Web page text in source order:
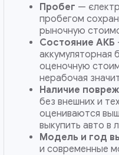
Пробег —
пробегом
рыночную
Состояние АКБ
аккумуляторная
оценочную
нерабочая
Наличие
без внешних и
оцениваются
выкупить авто в
Модель и год
и современные